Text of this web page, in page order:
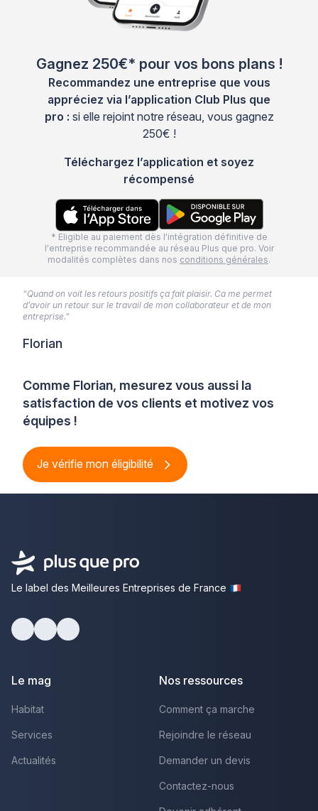
Gagnez 250€* pour vos bons plans !
Recommandez une entreprise que vous
appréciez via l’application Club Plus que
pro : si elle rejoint notre réseau, vous gagnez
250€ !
Téléchargez l’application et soyez
récompensé
* Eligible au paiement dès l'intégration définitive de
l'entreprise recommandée au réseau Plus que pro. Voir
modalités complètes dans nos conditions générales.
Comme Florian, mesurez vous aussi la
satisfaction de vos clients et motivez vos
équipes !
Je vérifie mon éligibilité
“Quand on voit les retours positifs ça fait plaisir. Ca me permet
d’avoir un retour sur le travail de mon collaborateur et de mon
entreprise.”
Florian
Le label des Meilleures Entreprises de France
Le mag
Habitat
Services
Actualités
Nos ressources
Comment ça marche
Rejoindre le réseau
Demander un devis
Contactez-nous